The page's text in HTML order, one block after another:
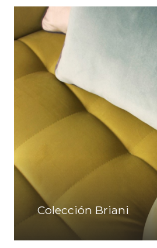
Colección Briani